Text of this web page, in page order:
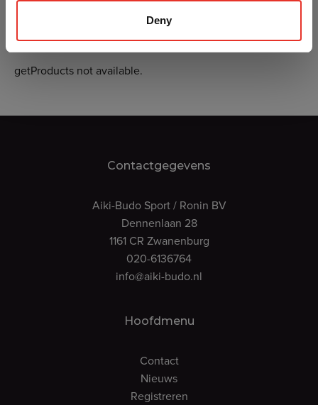
Deny
getProducts not available.
Contactgegevens
Aiki-Budo Sport / Ronin BV
Dennenlaan 28
1161 CR Zwanenburg
020-6136764
info@aiki-budo.nl
Hoofdmenu
Contact
Nieuws
Registreren